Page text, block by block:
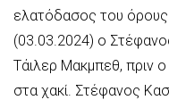
ελατόδασος του όρους
(03.03.2024) ο
Τάιλερ Μακμπεθ, πριν
στα χακί. Στέφανος